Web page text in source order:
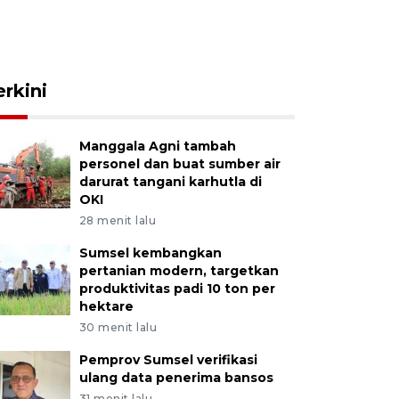
Manggala Agni tambah
personel dan buat sumber air
darurat tangani karhutla di
OKI
28 menit lalu
Sumsel kembangkan
pertanian modern, targetkan
produktivitas padi 10 ton per
hektare
30 menit lalu
Pemprov Sumsel verifikasi
ulang data penerima bansos